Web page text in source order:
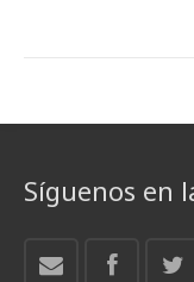
Síguenos en